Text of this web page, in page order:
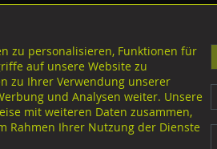
zu personalisieren, Funktionen für
auf unsere Website zu
zu Ihrer Verwendung unserer
und Analysen weiter. Unsere
mit weiteren Daten zusammen,
Rahmen Ihrer Nutzung der Dienste